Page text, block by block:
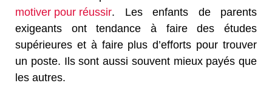
motiver pour réussir. Les enfants de parents
exigeants ont tendance à faire des études
supérieures et à faire plus d’efforts pour trouver
un poste. Ils sont aussi souvent mieux payés que
les autres.